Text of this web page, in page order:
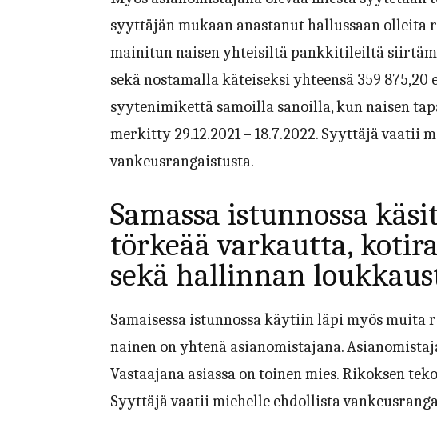
syyttäjän mukaan anastanut hallussaan olleita
mainitun naisen yhteisiltä pankkitileiltä
sekä nostamalla käteiseksi yhteensä 359
syytenimikettä samoilla sanoilla, kun naisen
merkitty 29.12.2021 – 18.7.2022. Syyttäjä vaatii
vankeusrangaistusta.
Samassa istunnossa
törkeää varkautta,
sekä hallinnan
Samaisessa istunnossa käytiin läpi myös
nainen on yhtenä asianomistajana.
Vastaajana asiassa on toinen mies. Rikoksen
Syyttäjä vaatii miehelle ehdollista